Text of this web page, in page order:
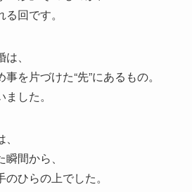
回です。
、
を片づけた“先”にあるもの。
した。
間から、
ひらの上でした。